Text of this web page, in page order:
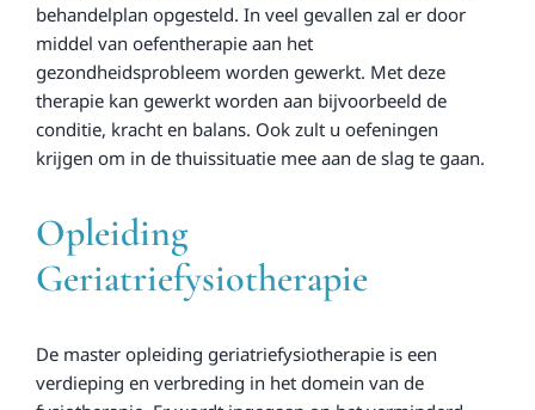
behandelplan opgesteld. In veel gevallen zal er door
middel van oefentherapie aan het
gezondheidsprobleem worden gewerkt. Met deze
therapie kan gewerkt worden aan bijvoorbeeld de
conditie, kracht en balans. Ook zult u oefeningen
krijgen om in de thuissituatie mee aan de slag te gaan.
Opleiding
Geriatriefysiotherapie
De master opleiding geriatriefysiotherapie is een
verdieping en verbreding in het domein van de